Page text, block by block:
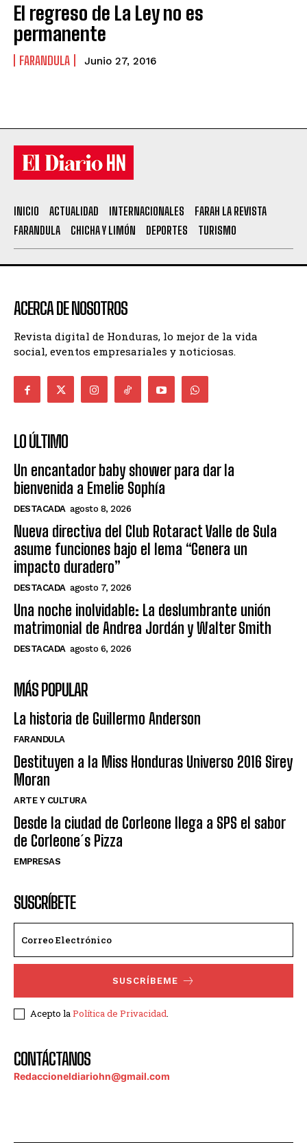
El regreso de La Ley no es
permanente
FARANDULA Junio 27, 2016
INICIO ACTUALIDAD INTERNACIONALES
FARAH LA REVISTA
FARANDULA
CHICHA Y LIMÓN DEPORTES TURISMO
ACERCA DE NOSOTROS
Revista digital de Honduras, lo mejor de la vida
social, eventos empresariales y noticiosas.
LO ÚLTIMO
Un encantador baby shower para dar la
bienvenida a Emelie Sophía
DESTACADA agosto 8, 2026
Nueva directiva del Club Rotaract Valle de Sula
asume funciones bajo el lema “Genera un
impacto duradero”
DESTACADA agosto 7, 2026
Una noche inolvidable: La deslumbrante unión
matrimonial de Andrea Jordán y Walter Smith
DESTACADA agosto 6, 2026
MÁS POPULAR
La historia de Guillermo Anderson
FARANDULA
Destituyen a la Miss Honduras Universo 2016 Sirey
Moran
ARTE Y CULTURA
Desde la ciudad de Corleone llega a SPS el sabor
de Corleone´s Pizza
EMPRESAS
SUSCRÍBETE
SUSCRÍBEME
Acepto laPolítica de Privacidad.
CONTÁCTANOS
Redaccioneldiariohn@gmail.com